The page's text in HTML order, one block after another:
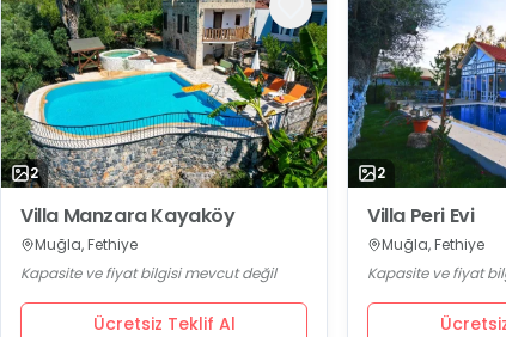
2
Villa Manzara Kayaköy
Muğla, Fethiye
Kapasite ve fiyat bilgisi mevcut değil
Ücretsiz Teklif Al
2
Villa Peri Evi
Muğla, Fethiye
Kapasite ve fiyat